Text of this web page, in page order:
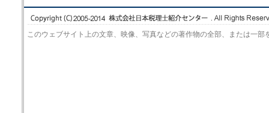
このウェブサイト上の文章、映像、写真などの著作物の全部、または一